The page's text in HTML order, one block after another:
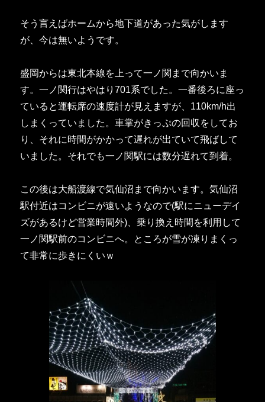
そう言えばホームから地下道があった気がします
が、今は無いようです。
盛岡からは東北本線を上って一ノ関まで向かいま
す。一ノ関行はやはり701系でした。一番後ろに座っ
ていると運転席の速度計が見えますが、110km/h出
しまくっていました。車掌がきっぷの回収をしてお
り、それに時間がかかって遅れが出ていて飛ばして
いました。それでも一ノ関駅には数分遅れて到着。
この後は大船渡線で気仙沼まで向かいます。気仙沼
駅付近はコンビニが遠いようなので(駅にニューデイ
ズがあるけど営業時間外)、乗り換え時間を利用して
一ノ関駅前のコンビニへ。ところが雪が凍りまくっ
て非常に歩きにくいｗ